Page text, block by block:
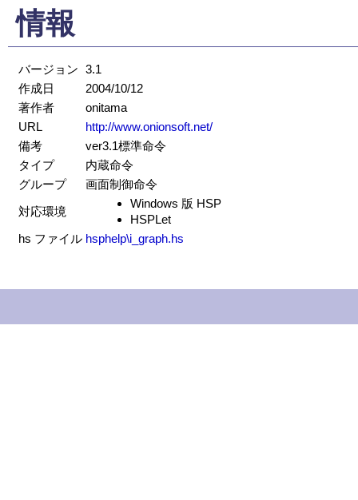
情報
バージョン 3.1
作成日
2004/10/12
著作者
onitama
URL
http://www.onionsoft.net/
備考
ver3.1標準命令
タイプ
内蔵命令
グループ
画面制御命令
対応環境
Windows 版 HSP
HSPLet
hs ファイル hsphelp\i_graph.hs